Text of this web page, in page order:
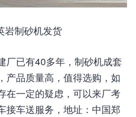
岩制砂机发货
厂已有40多年，制砂机成套
产品质量高，值得选购，如
在一定的疑虑，可以来厂考
接车送服务，地址：中国郑